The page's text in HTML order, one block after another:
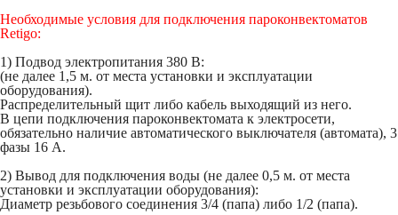
Необходимые условия для подключения пароконвектоматов
Retigo:
1) Подвод электропитания 380 В:
(не далее 1,5 м. от места установки и эксплуатации
оборудования).
Распределительный щит либо кабель выходящий из него.
В цепи подключения пароконвектомата к электросети,
обязательно наличие автоматического выключателя (автомата), 3
фазы 16 А.
2) Вывод для подключения воды (не далее 0,5 м. от места
установки и эксплуатации оборудования):
Диаметр резьбового соединения 3/4 (папа) либо 1/2 (папа).